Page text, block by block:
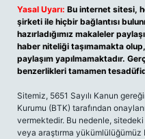
Yasal Uyarı: Bu internet sitesi,
şirketi ile hiçbir bağlantısı
hazırladığımız makaleler
haber niteliği taşımamakta
paylaşım yapılmamaktadır.
benzerlikleri tamamen
Sitemiz, 5651 Sayılı Kanun
Kurumu (BTK) tarafından
vermektedir. Bu nedenle,
veya araştırma